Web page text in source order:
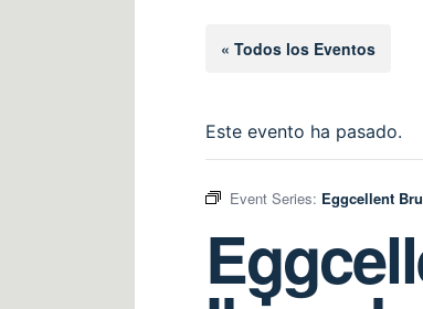
« Todos los Eventos
Este evento ha pasado.
Event Series: Eggcellent